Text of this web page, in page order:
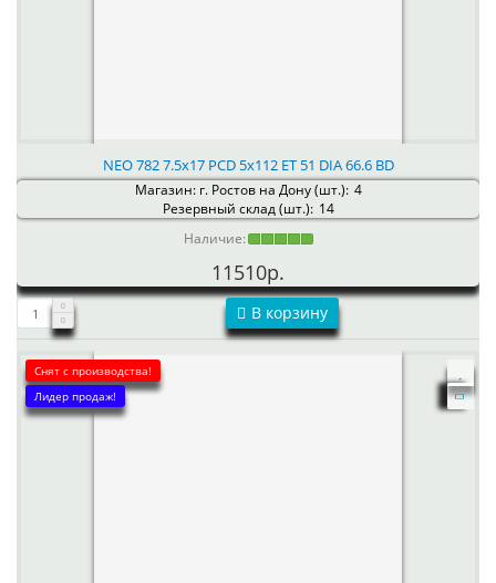
NEO 782 7.5x17 PCD 5x112 ET 51 DIA 66.6 BD
Магазин: г. Ростов на Дону (шт.): 4
Резервный склад (шт.): 14
Наличие:
11510р.
В корзину
Снят с производства!
Лидер продаж!